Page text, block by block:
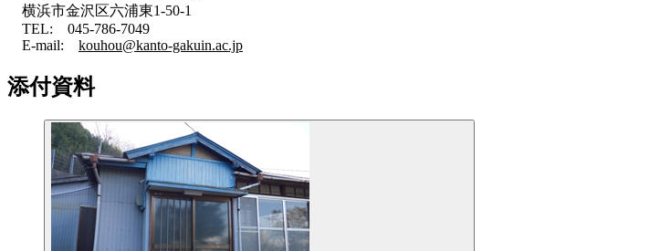
横浜市金沢区六浦東1-50-1
TEL: 045-786-7049
E-mail: kouhou@kanto-gakuin.ac.jp
添付資料